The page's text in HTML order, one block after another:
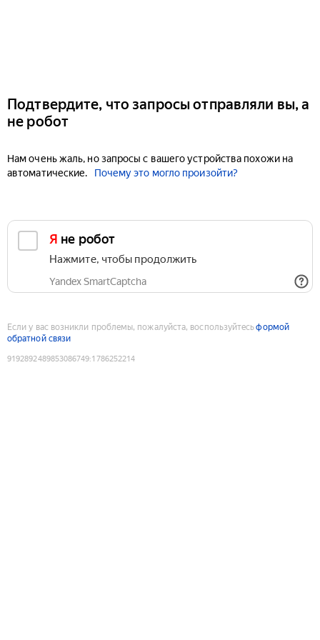
Подтвердите, что запросы отправляли вы, а
не робот
Нам очень жаль, но запросы с вашего устройства похожи на
автоматические.
Почему это могло произойти?
Я не робот
Нажмите, чтобы продолжить
Yandex SmartCaptcha
Если у вас возникли проблемы, пожалуйста, воспользуйтесьформой
обратной связи
9192892489853086749:1786252214